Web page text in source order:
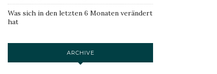
Was sich in den letzten 6 Monaten verändert
hat
ARCHIVE